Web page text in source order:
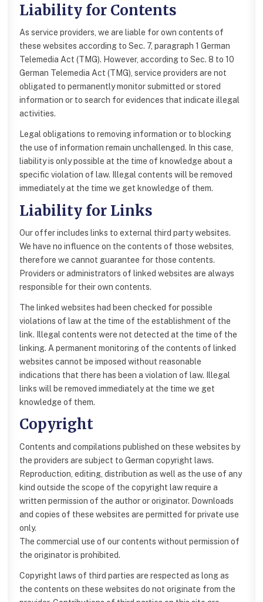
Liability for Contents
As service providers, we are liable for own contents of
these websites according to Sec. 7, paragraph 1 German
Telemedia Act (TMG). However, according to Sec. 8 to 10
German Telemedia Act (TMG), service providers are not
obligated to permanently monitor submitted or stored
information or to search for evidences that indicate illegal
activities.
Legal obligations to removing information or to blocking
the use of information remain unchallenged. In this case,
liability is only possible at the time of knowledge about a
specific violation of law. Illegal contents will be removed
immediately at the time we get knowledge of them.
Liability for Links
Our offer includes links to external third party websites.
We have no influence on the contents of those websites,
therefore we cannot guarantee for those contents.
Providers or administrators of linked websites are always
responsible for their own contents.
The linked websites had been checked for possible
violations of law at the time of the establishment of the
link. Illegal contents were not detected at the time of the
linking. A permanent monitoring of the contents of linked
websites cannot be imposed without reasonable
indications that there has been a violation of law. Illegal
links will be removed immediately at the time we get
knowledge of them.
Copyright
Contents and compilations published on these websites by
the providers are subject to German copyright laws.
Reproduction, editing, distribution as well as the use of any
kind outside the scope of the copyright law require a
written permission of the author or originator. Downloads
and copies of these websites are permitted for private use
only.
The commercial use of our contents without permission of
the originator is prohibited.
Copyright laws of third parties are respected as long as
the contents on these websites do not originate from the